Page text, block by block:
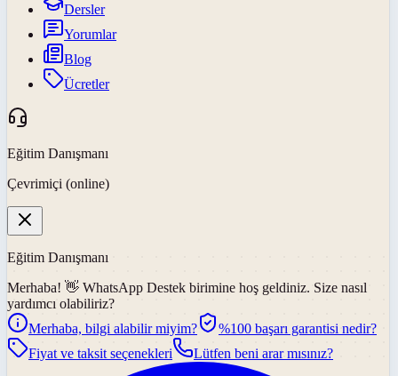
Dersler
Yorumlar
Blog
Ücretler
Eğitim Danışmanı
Çevrimiçi (online)
Eğitim Danışmanı
Merhaba! 👋 WhatsApp Destek birimine hoş geldiniz. Size nasıl
yardımcı olabiliriz?
Merhaba, bilgi alabilir miyim?
%100 başarı garantisi nedir?
Fiyat ve taksit seçenekleri
Lütfen beni arar mısınız?